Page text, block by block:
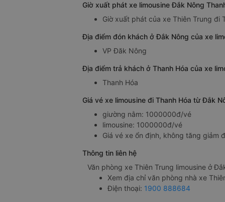
Giờ xuất phát xe limousine Đắk Nông
Giờ xuất phát của xe Thiên Trung đi
Địa điểm đón khách ở Đắk Nông của xe
VP Đăk Nông
Địa điểm trả khách ở Thanh Hóa của xe
Thanh Hóa
Giá vé xe limousine đi Thanh Hóa từ Đắk
giường nằm: 1000000đ/vé
limousine: 1000000đ/vé
Giá vé xe ổn định, không tăng giảm
Thông tin liên hệ
Văn phòng xe Thiên Trung limousine ở
Xem địa chỉ văn phòng nhà xe
Điện thoại: 1900 888684